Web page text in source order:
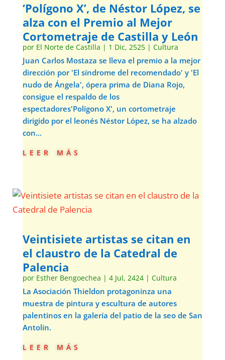
‘Polígono X’, de Néstor López, se
alza con el Premio al Mejor
Cortometraje de Castilla y León
por El Norte de Castilla | 1 Dic, 2525| Cultura
Juan Carlos Mostaza se lleva el premio a la mejor
dirección por 'El síndrome del recomendado' y 'El
nudo de Ángela', ópera prima de Diana Rojo,
consigue el respaldo de los
espectadores'Polígono X', un cortometraje
dirigido por el leonés Néstor López, se ha alzado
con...
leer más
Veintisiete artistas se citan en
el claustro de la Catedral de
Palencia
por Esther Bengoechea | 4 Jul, 2424| Cultura
La Asociación Thieldon protagoninza una
muestra de pintura y escultura de autores
palentinos en la galería del patio de la seo de San
Antolín.
leer más